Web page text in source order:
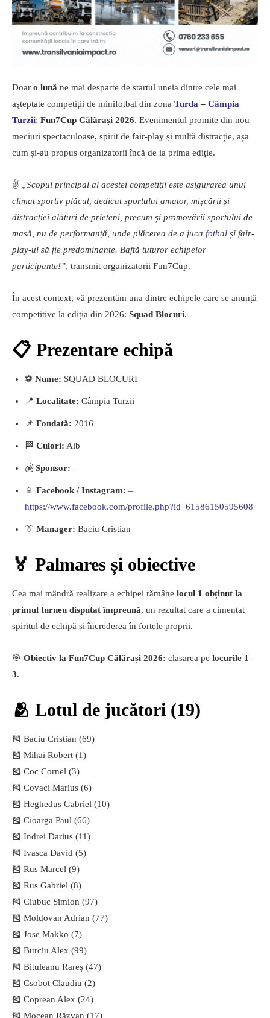
Doar o lună ne mai desparte de startul uneia dintre cele mai
așteptate competiții de minifotbal din zona Turda – Câmpia
Turzii: Fun7Cup Călărași 2026. Evenimentul promite din nou
meciuri spectaculoase, spirit de fair-play și multă distracție, așa
cum și-au propus organizatorii încă de la prima ediție.
✌️
„Scopul principal al acestei competiții este asigurarea unui
climat sportiv plăcut, dedicat sportului amator, mișcării și
distracției alături de prieteni, precum și promovării sportului de
masă, nu de performanță, unde plăcerea de a juca fotbal și fair-
play-ul să fie predominante. Baftă tuturor echipelor
participante!”, transmit organizatorii Fun7Cup.
În acest context, vă prezentăm una dintre echipele care se anunță
competitive la ediția din 2026: Squad Blocuri.
📋 Prezentare echipă
⚽ Nume: SQUAD BLOCURI
📍 Localitate: Câmpia Turzii
📌 Fondată: 2016
🏁 Culori: Alb
💰 Sponsor: –
📱 Facebook / Instagram: –
https://www.facebook.com/profile.php?id=61586150595608
👔 Manager: Baciu Cristian
🏅 Palmares și obiective
Cea mai mândră realizare a echipei rămâne locul 1 obținut la
primul turneu disputat împreună, un rezultat care a cimentat
spiritul de echipă și încrederea în forțele proprii.
🎯 Obiectiv la Fun7Cup Călărași 2026: clasarea pe locurile 1–
3.
🫂 Lotul de jucători (19)
🎽 Baciu Cristian (69)
🎽 Mihai Robert (1)
🎽 Coc Cornel (3)
🎽 Covaci Marius (6)
🎽 Heghedus Gabriel (10)
🎽 Cioarga Paul (66)
🎽 Indrei Darius (11)
🎽 Ivasca David (5)
🎽 Rus Marcel (9)
🎽 Rus Gabriel (8)
🎽 Ciubuc Simion (97)
🎽 Moldovan Adrian (77)
🎽 Jose Makko (7)
🎽 Burciu Alex (99)
🎽 Bituleanu Rareș (47)
🎽 Csobot Claudiu (2)
🎽 Coprean Alex (24)
🎽 Mocean Răzvan (17)